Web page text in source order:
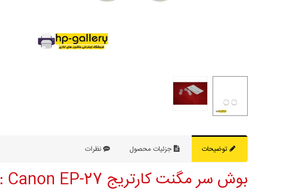
توضیحات جزئیات محصول نظرات
بوش سر مگنت کارتریج Canon EP-27 :